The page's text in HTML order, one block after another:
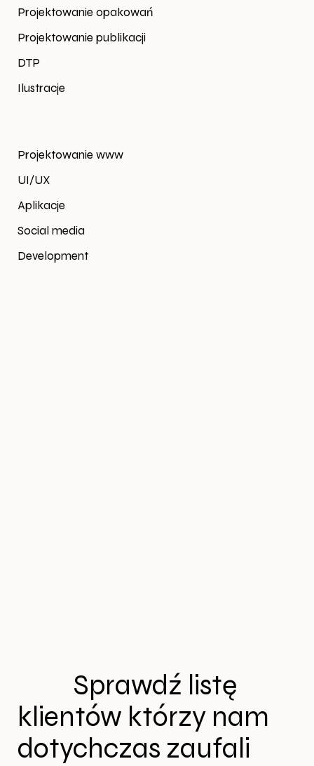
Projektowanie opakowań
Projektowanie publikacji
DTP
Ilustracje
Projektowanie www
UI/UX
Aplikacje
Social media
Development
Sprawdź listę
klientów którzy nam
dotychczas zaufali